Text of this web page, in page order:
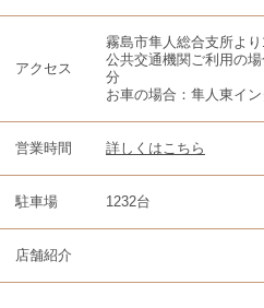
アクセス
霧島市隼人総合支所よ
公共交通機関ご利用の
分
お車の場合：隼人東イ
営業時間 詳しくはこちら
駐車場 1232台
店舗紹介